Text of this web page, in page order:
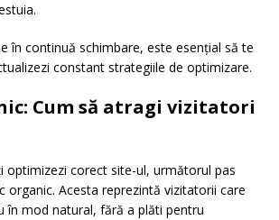
în continuă schimbare, este esențial să te
constant strategiile de optimizare.
Cum să atragi vizitatori
optimizezi corect site-ul, următorul pas
organic. Acesta reprezintă vizitatorii care
în mod natural, fără a plăti pentru